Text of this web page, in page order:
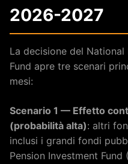
2026-2027
La decisione del National
Fund apre tre scenari
mesi:
Scenario 1 — Effetto
(probabilità alta): altri
inclusi i grandi fondi
Pension Investment